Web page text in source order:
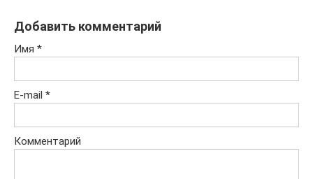
Добавить комментарий
Имя *
E-mail *
Комментарий